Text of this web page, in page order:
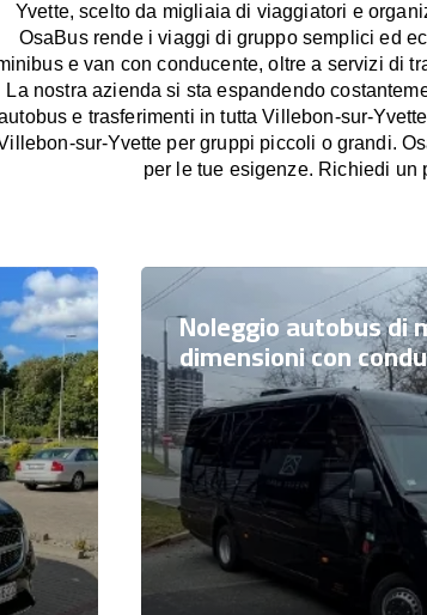
Yvette, scelto da migliaia di viaggiatori e
OsaBus rende i viaggi di gruppo semplici ed
e van con conducente, oltre a servizi di
La nostra azienda si sta espandendo
e trasferimenti in tutta Villebon-sur-
sur-Yvette per gruppi piccoli o grandi.
per le tue esigenze. Richiedi un
Noleggio autobus di
dimensioni con